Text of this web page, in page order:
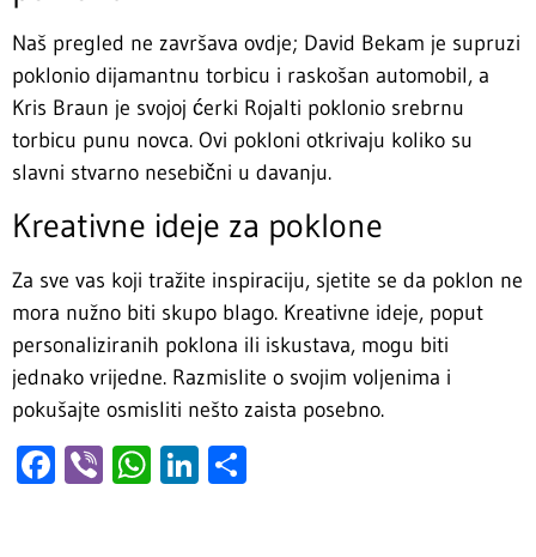
Naš pregled ne završava ovdje; David Bekam je supruzi
poklonio dijamantnu torbicu i raskošan automobil, a
Kris Braun je svojoj ćerki Rojalti poklonio srebrnu
torbicu punu novca. Ovi pokloni otkrivaju koliko su
slavni stvarno nesebični u davanju.
Kreativne ideje za poklone
Za sve vas koji tražite inspiraciju, sjetite se da poklon ne
mora nužno biti skupo blago. Kreativne ideje, poput
personaliziranih poklona ili iskustava, mogu biti
jednako vrijedne. Razmislite o svojim voljenima i
pokušajte osmisliti nešto zaista posebno.
Facebook
ViberWhatsApp
LinkedIn